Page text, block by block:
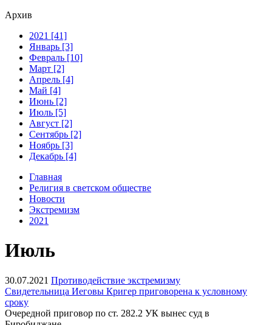
Архив
2021 [41]
Январь [3]
Февраль [10]
Март [2]
Апрель [4]
Май [4]
Июнь [2]
Июль [5]
Август [2]
Сентябрь [2]
Ноябрь [3]
Декабрь [4]
Главная
Религия в светском обществе
Новости
Экстремизм
2021
Июль
30.07.2021 Противодействие экстремизму
Свидетельница Иеговы Кригер приговорена к условному
сроку
Очередной приговор по ст. 282.2 УК вынес суд в